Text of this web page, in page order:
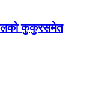
कुकुरसमेत